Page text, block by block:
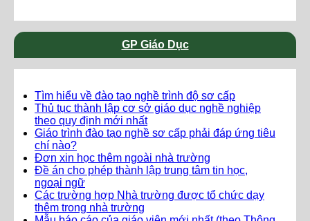
GP Giáo Dục
Tìm hiểu về đào tạo nghề trình độ sơ cấp
Thủ tục thành lập cơ sở giáo dục nghề nghiệp
theo quy định mới nhất
Giáo trình đào tạo nghề sơ cấp phải đáp ứng tiêu
chí nào?
Đơn xin học thêm ngoài nhà trường
Đề án cho phép thành lập trung tâm tin học,
ngoại ngữ
Các trường hợp Nhà trường được tổ chức dạy
thêm trong nhà trường